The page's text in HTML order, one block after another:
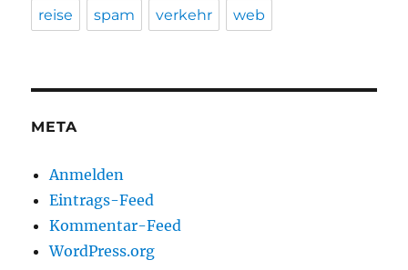
reise spam verkehr web
META
Anmelden
Eintrags-Feed
Kommentar-Feed
WordPress.org